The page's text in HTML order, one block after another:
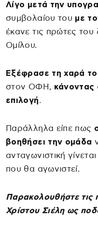
Λίγο μετά την
συμβολαίου του με
έκανε τις πρώτες του
Ομίλου.
Εξέφρασε τη χαρά
στον ΟΦΗ, κάνοντας
επιλογή.
Παράλληλα είπε πως
βοηθήσει την ομάδα
ανταγωνιστική
που θα αγωνιστεί.
Παρακολουθήστε τις
Χρίστου Σιέλη ως